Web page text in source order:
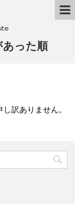
あった順
訳ありません。